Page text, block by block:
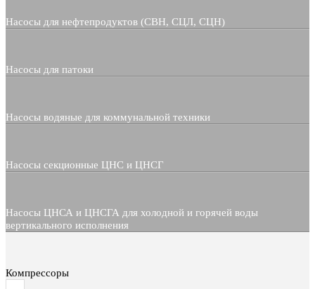
Насосы для нефтепродуктов (СВН, СЦЛ, СЦН)
Насосы для патоки
Насосы водяные для коммунальной техники
Насосы секционные ЦНС и ЦНСГ
Насосы ЦНСА и ЦНСГА для холодной и горячей воды
вертикального исполнения
Компрессоры